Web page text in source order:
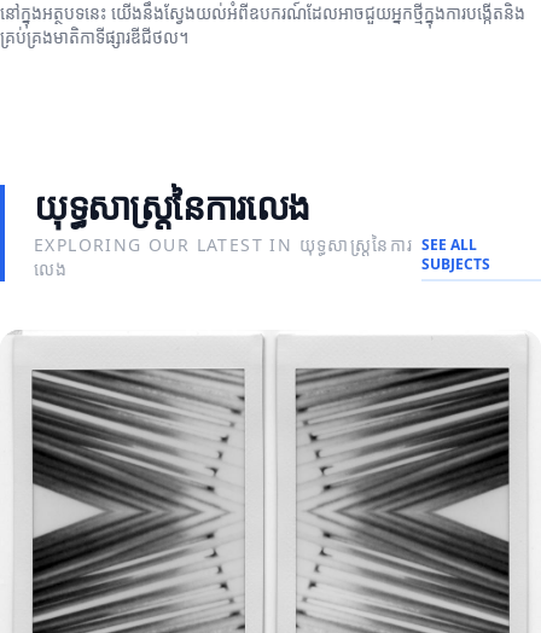
នៅក្នុងអត្ថបទនេះ យើងនឹងស្វែងយល់អំពីឧបករណ៍ដែលអាចជួយអ្នកថ្មីក្នុងការបង្កើតនិង
គ្រប់គ្រងមាតិកាទីផ្សារឌីជីថល។
យុទ្ធសាស្ត្រនៃការលេង
EXPLORING OUR LATEST IN យុទ្ធសាស្ត្រនៃការ
លេង
SEE ALL
SUBJECTS